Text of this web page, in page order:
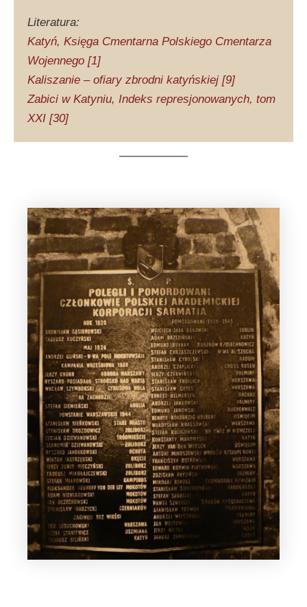
Literatura:
Katyń, Księga Cmentarna Polskiego Cmentarza
Wojennego [1]
Kaliszanie – ofiary zbrodni katyńskiej [9]
Zabici w Katyniu, Indeks represjonowanych, tom
XXI [30]